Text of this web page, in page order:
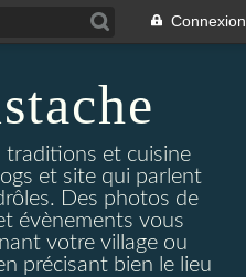
Connexion
traditions et cuisine
et site qui parlent
Des photos de
évènements vous
votre village ou
précisant bien le lieu